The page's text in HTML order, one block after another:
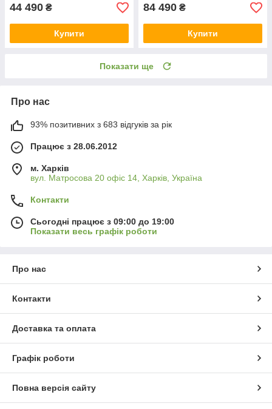
44 490 ₴
Купити
84 490 ₴
Купити
Показати ще
Про нас
93% позитивних з 683 відгуків за рік
Працює з 28.06.2012
м. Харків
вул. Матросова 20 офіс 14, Харків, Україна
Контакти
Сьогодні працює з 09:00 до 19:00
Показати весь графік роботи
Про нас
Контакти
Доставка та оплата
Графік роботи
Повна версія сайту